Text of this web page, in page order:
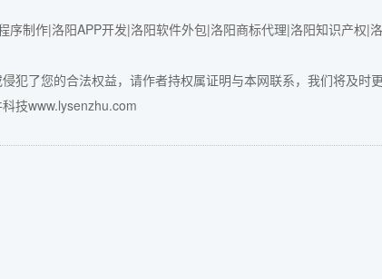
制作|洛阳APP开发|洛阳软件外包|洛阳商标代理|洛阳知识产权|
犯了您的合法权益，请作者持权属证明与本网联系，我们将及时更
技www.lysenzhu.com